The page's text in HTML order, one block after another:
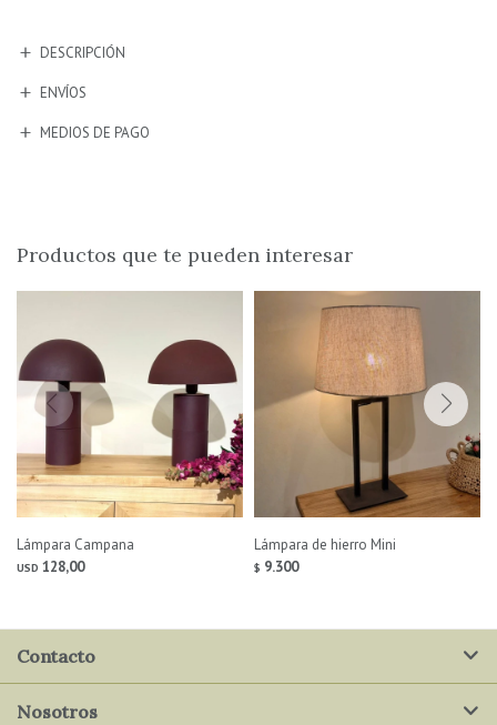
DESCRIPCIÓN
ENVÍOS
MEDIOS DE PAGO
Productos que te pueden interesar
Lámpara Campana
USD 128,00
Lámpara de hierro Mini
$ 9.300
Contacto
Nosotros